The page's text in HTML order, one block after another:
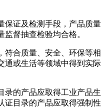
保证及检测手段，产品质量
督抽查检验均合格。
符合质量、安全、环保等相
通或生活等领域中得到实际
录的产品应取得工业产品生
证目录的产品应取得强制性